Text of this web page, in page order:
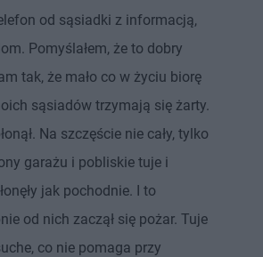
od sąsiadki z informacją,
Pomyślałem, że to dobry
tak, że mało co w życiu biorę
sąsiadów trzymają się żarty.
Na szczęście nie cały, tylko
garażu i pobliskie tuje i
jak pochodnie. I to
od nich zaczął się pożar. Tuje
co nie pomaga przy